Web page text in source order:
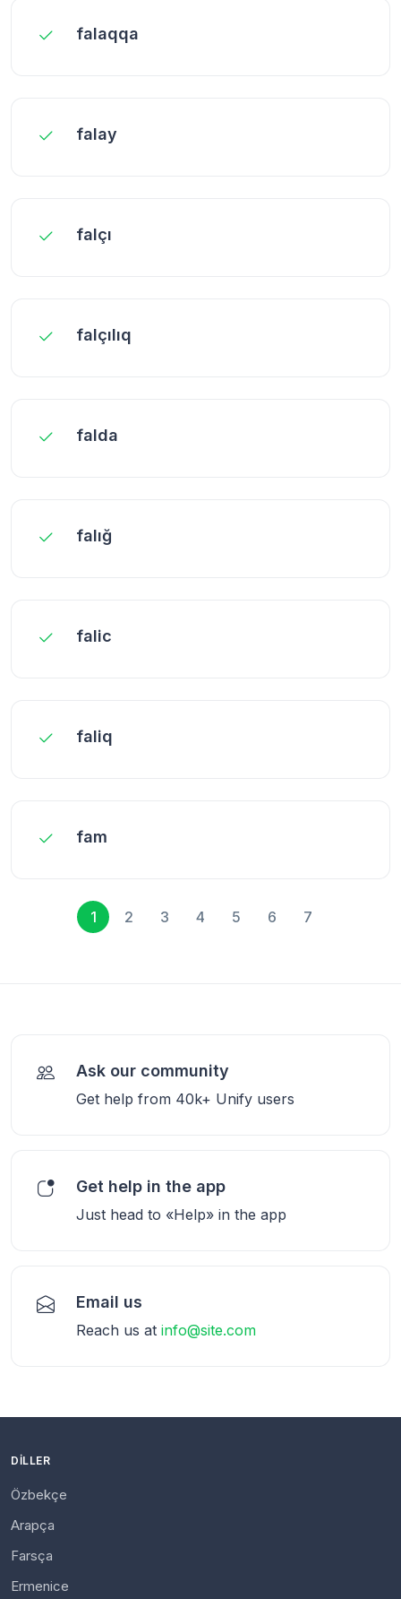
falaqqa
falay
falçı
falçılıq
falda
falığ
falic
faliq
fam
1 2 3 4 5 6 7
Ask our community
Get help from 40k+ Unify users
Get help in the app
Just head to «Help» in the app
Email us
Reach us at info@site.com
DILLER
Özbekçe
Arapça
Farsça
Ermenice